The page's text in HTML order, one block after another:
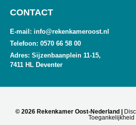
CONTACT
E-mail: info@rekenkameroost.nl
Telefoon: 0570 66 58 00
Adres: Sijzenbaanplein 11-15,
7411 HL Deventer
© 2026 Rekenkamer Oost-Nederland |
Toegankelijkheid